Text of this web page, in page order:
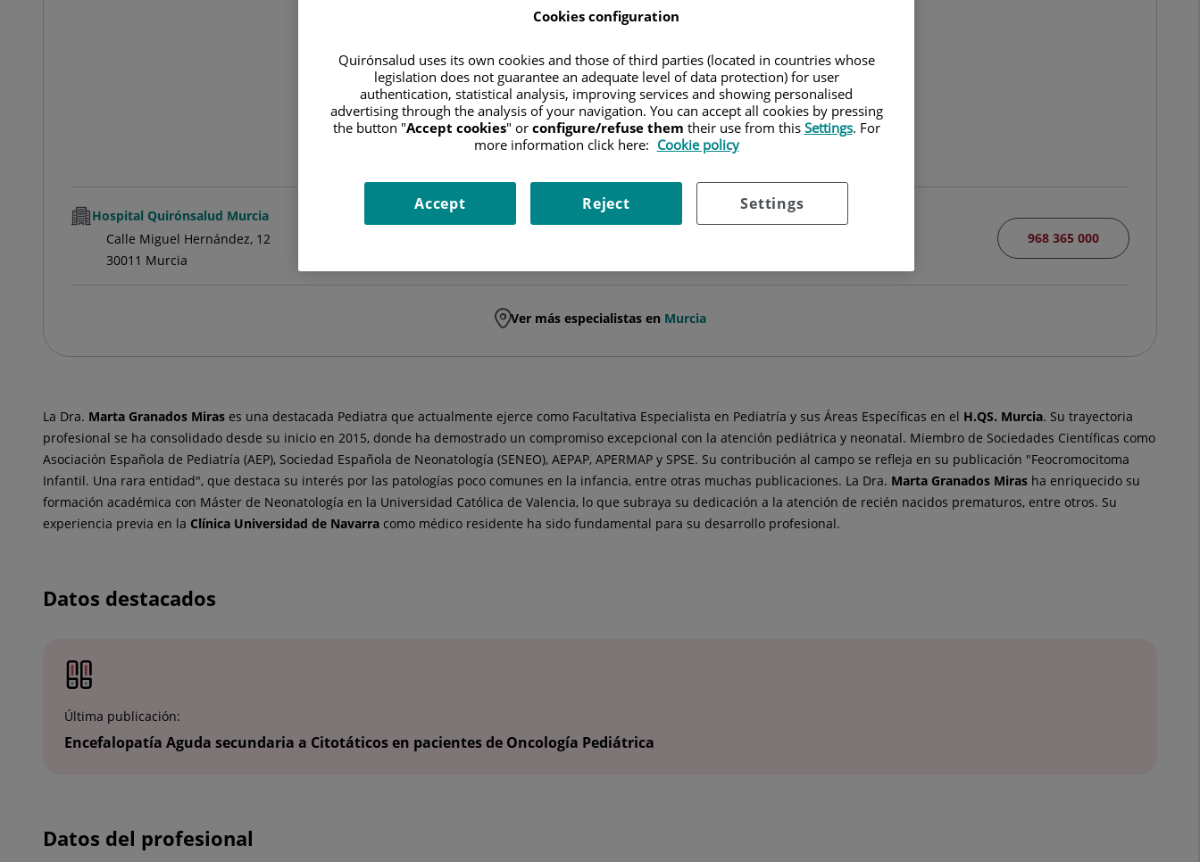
PEDIATRÍA Y SUS ÁREAS ESPECÍFICAS
Pedir cita
Hospital Quirónsalud Murcia
Calle Miguel Hernández, 12
30011 Murcia
968 365 000
Ver más especialistas en Murcia
La Dra. Marta Granados Miras es una destacada Pediatra que actualmente ejerce como Facultativa Especialista en Pediatría y sus Áreas Específicas en el H.QS. Murcia. Su trayectoria
profesional se ha consolidado desde su inicio en 2015, donde ha demostrado un compromiso excepcional con la atención pediátrica y neonatal. Miembro de Sociedades Científicas como
Asociación Española de Pediatría (AEP), Sociedad Española de Neonatología (SENEO), AEPAP, APERMAP y SPSE. Su contribución al campo se refleja en su publicación "Feocromocitoma
Infantil. Una rara entidad", que destaca su interés por las patologías poco comunes en la infancia, entre otras muchas publicaciones. La Dra. Marta Granados Miras ha enriquecido su
formación académica con Máster de Neonatología en la Universidad Católica de Valencia, lo que subraya su dedicación a la atención de recién nacidos prematuros, entre otros. Su
experiencia previa en la Clínica Universidad de Navarra como médico residente ha sido fundamental para su desarrollo profesional.
Datos destacados
Última publicación:
Encefalopatía Aguda secundaria a Citotáticos en pacientes de Oncología Pediátrica
Datos del profesional
Cookies configuration
Quirónsalud uses its own cookies and those of third parties (located in countries whose
legislation does not guarantee an adequate level of data protection) for user
authentication, statistical analysis, improving services and showing personalised
advertising through the analysis of your navigation. You can accept all cookies by pressing
the button "Accept cookies" or configure/refuse them their use from this Settings. For
more information click here: Cookie policy
Settings
Reject
Accept